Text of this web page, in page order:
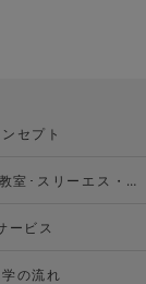
セプト
東京のタイ語教室･スリーエス・エデュケーションの評判
ービス
学の流れ